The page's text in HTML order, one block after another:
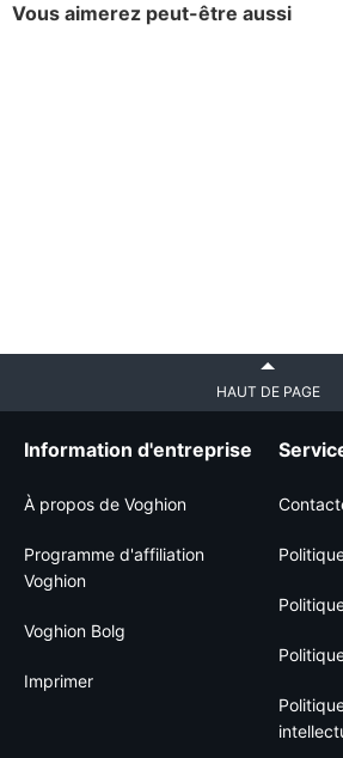
Vous aimerez peut-être aussi
HAUT DE PAGE
Information d'entreprise
À propos de Voghion
Programme d'affiliation
Voghion
Voghion Bolg
Imprimer